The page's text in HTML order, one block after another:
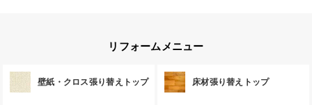
リフォームメニュー
壁紙・クロス張り替えトップ 床材張り替えトップ